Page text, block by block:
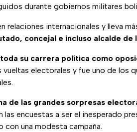
durante gobiernos militares
relaciones internacionales y lleva
concejal e incluso alcalde de
su carrera política como
electorales y fue uno de los
de las grandes sorpresas
las encuestas a ser el inesperado
con una modesta campaña.